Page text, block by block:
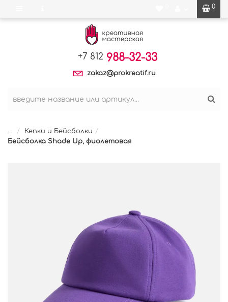
0
+7 812 988-32-33
zakaz@prokreatif.ru
...
Кепки и Бейсболки
Бейсболка Shade Up, фиолетовая